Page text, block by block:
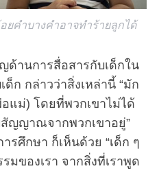
คำบางคำอาจทำร้ายลูกได้
ด้านการสื่อสารกับเด็กใน
ก กล่าวว่าสิ่งเหล่านี้ “มัก
แม่) โดยที่พวกเขาไม่ได้
ญญาณจากพวกเขาอยู่”
ศึกษา ก็เห็นด้วย “เด็ก ๆ
มของเรา จากสิ่งที่เราพูด